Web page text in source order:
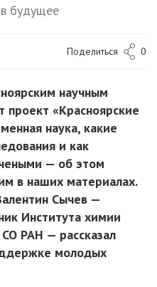
будущее
Поделиться 0
научным
проект «Красноярские
наука, какие
и как
— об этом
в наших материалах.
Сычев —
Института химии
РАН — рассказал
молодых